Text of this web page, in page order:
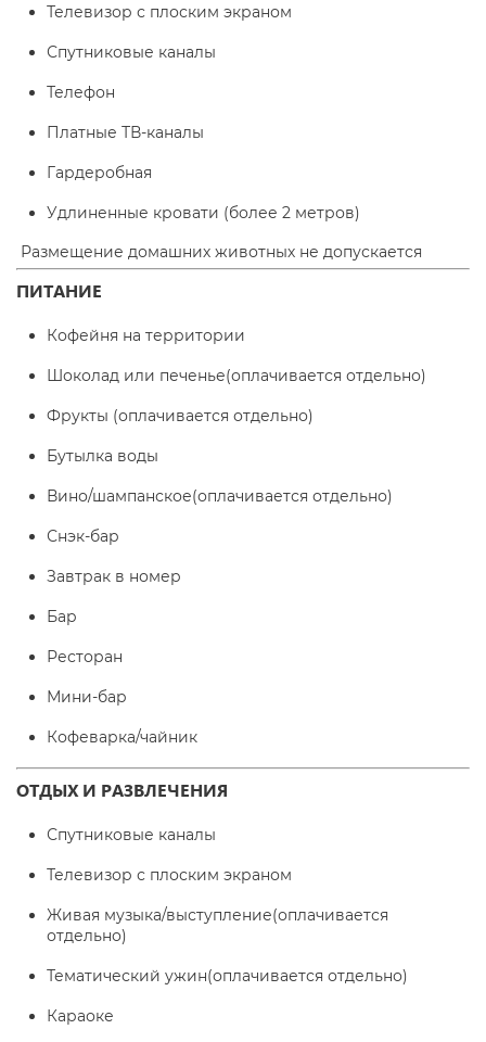
Телевизор с плоским экраном
Спутниковые каналы
Телефон
Платные ТВ-каналы
Гардеробная
Удлиненные кровати (более 2 метров)
Размещение домашних животных не допускается
ПИТАНИЕ
Кофейня на территории
Шоколад или печенье(оплачивается отдельно)
Фрукты (оплачивается отдельно)
Бутылка воды
Вино/шампанское(оплачивается отдельно)
Снэк-бар
Завтрак в номер
Бар
Ресторан
Мини-бар
Кофеварка/чайник
ОТДЫХ И РАЗВЛЕЧЕНИЯ
Спутниковые каналы
Телевизор с плоским экраном
Живая музыка/выступление(оплачивается
отдельно)
Тематический ужин(оплачивается отдельно)
Караоке